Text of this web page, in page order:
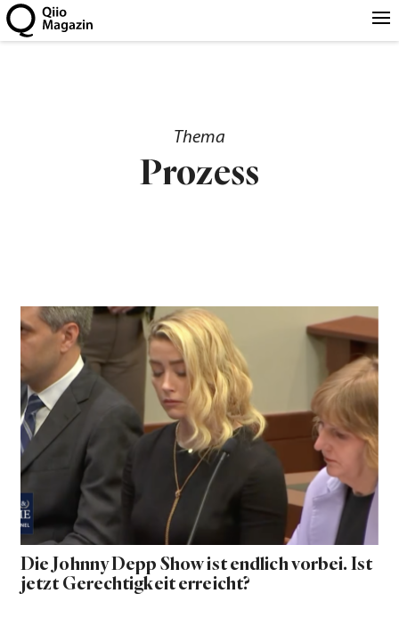
Thema
Prozess
Die Johnny Depp Show ist endlich vorbei. Ist
jetzt Gerechtigkeit erreicht?